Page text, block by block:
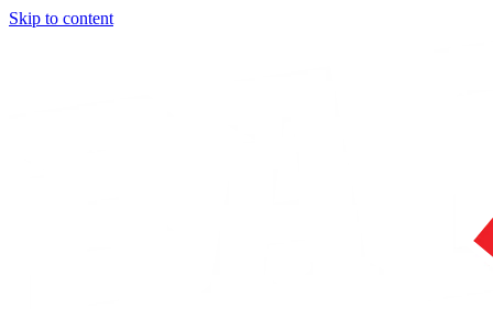
Skip to content